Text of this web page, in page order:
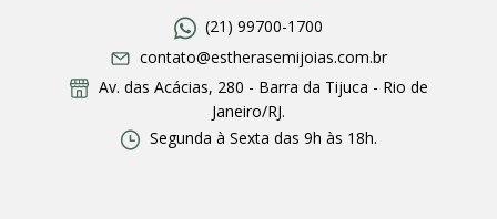
(21) 99700-1700
contato@estherasemijoias.com.br
Av. das Acácias, 280 - Barra da Tijuca - Rio de
Janeiro/RJ.
Segunda à Sexta das 9h às 18h.